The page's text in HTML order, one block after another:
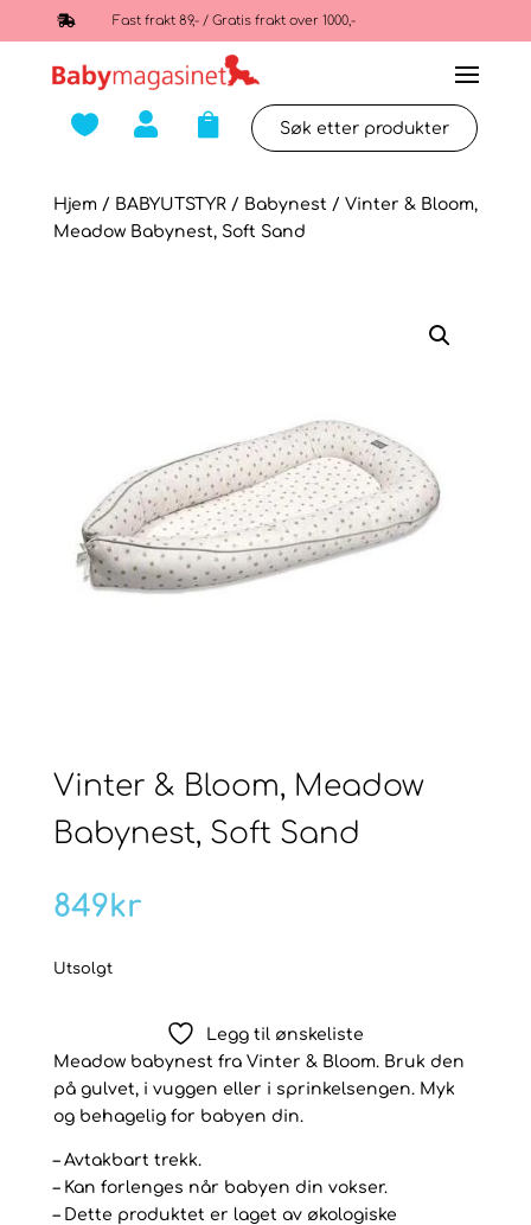
 Fast frakt 89,- / Gratis frakt over 1000,-
  
Hjem/ BABYUTSTYR/ Babynest / Vinter & Bloom,
Meadow Babynest, Soft Sand
Vinter & Bloom, Meadow
Babynest, Soft Sand
849kr
Utsolgt
Legg til ønskeliste
Meadow babynest fra Vinter & Bloom. Bruk den
på gulvet, i vuggen eller i sprinkelsengen. Myk
og behagelig for babyen din.
– Avtakbart trekk.
– Kan forlenges når babyen din vokser.
– Dette produktet er laget av økologiske